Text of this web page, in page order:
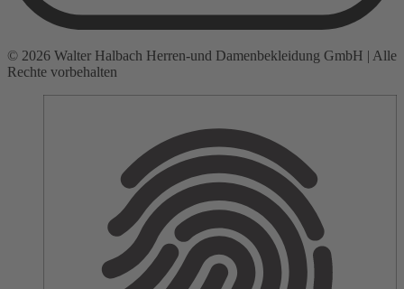
© 2026 Walter Halbach Herren-und Damenbekleidung GmbH | Alle
Rechte vorbehalten